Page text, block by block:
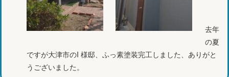
去年
の夏
ですが大津市のI 様邸、ふっ素塗装完工しました、ありがと
うございました。